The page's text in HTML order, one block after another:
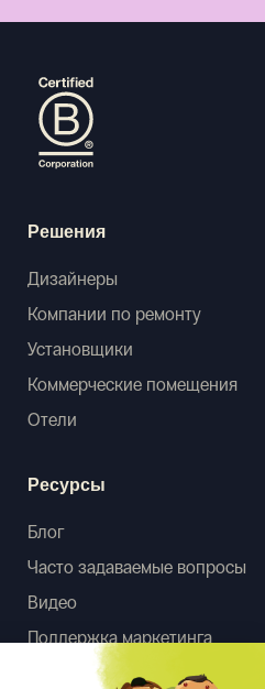
Решения
Дизайнеры
Компании по ремонту
Установщики
Коммерческие помещения
Отели
Ресурсы
Блог
Часто задаваемые вопросы
Видео
Поддержка маркетинга
HD-сканы